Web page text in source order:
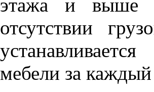
этажа и выше
отсутствии
мебели за